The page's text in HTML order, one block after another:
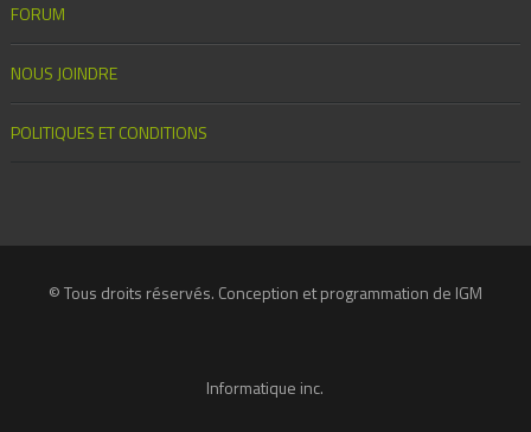
FORUM
NOUS JOINDRE
POLITIQUES ET CONDITIONS
© Tous droits réservés. Conception et programmation de IGM
Informatique inc.